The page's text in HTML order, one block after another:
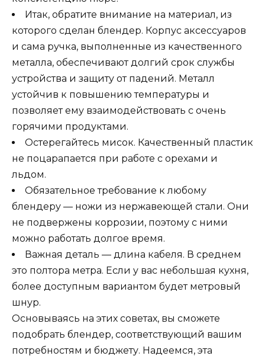
Итак, обратите внимание на материал, из
которого сделан блендер. Корпус аксессуаров
и сама ручка, выполненные из качественного
металла, обеспечивают долгий срок службы
устройства и защиту от падений. Металл
устойчив к повышению температуры и
позволяет ему взаимодействовать с очень
горячими продуктами.
Остерегайтесь мисок. Качественный пластик
не поцарапается при работе с орехами и
льдом.
Обязательное требование к любому
блендеру — ножи из нержавеющей стали. Они
не подвержены коррозии, поэтому с ними
можно работать долгое время.
Важная деталь — длина кабеля. В среднем
это полтора метра. Если у вас небольшая кухня,
более доступным вариантом будет метровый
шнур.
Основываясь на этих советах, вы сможете
подобрать блендер, соответствующий вашим
потребностям и бюджету. Надеемся, эта